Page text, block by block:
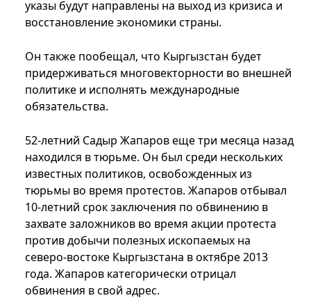
указы будут направлены на выход из кризиса и
восстановление экономики страны.
Он также пообещал, что Кыргызстан будет
придерживаться многовекторности во внешней
политике и исполнять международные
обязательства.
52-летний Садыр Жапаров еще три месяца назад
находился в тюрьме. Он был среди нескольких
известных политиков, освобожденных из
тюрьмы во время протестов. Жапаров отбывал
10-летний срок заключения по обвинению в
захвате заложников во время акции протеста
против добычи полезных ископаемых на
северо-востоке Кыргызстана в октябре 2013
года. Жапаров категорически отрицал
обвинения в свой адрес.